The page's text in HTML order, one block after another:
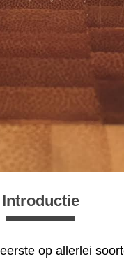
Introductie
op allerlei